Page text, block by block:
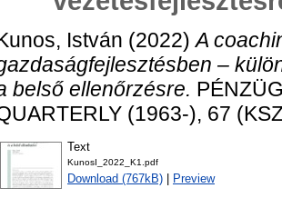
István (2022)A
–
belső ellenőrzésre.
(1963-), 67
Text
KunosI_2022_K1.pdf
Download (767kB) Preview